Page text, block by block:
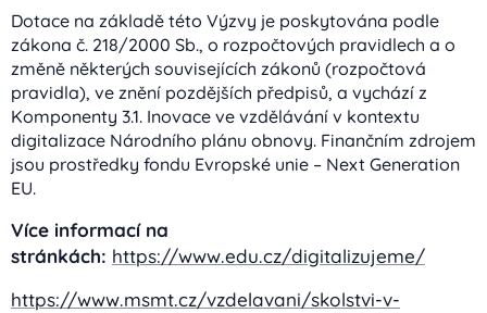
Dotace na základě této Výzvy je poskytována podle
zákona č. 218/2000 Sb., o rozpočtových pravidlech a o
změně některých souvisejících zákonů (rozpočtová
pravidla), ve znění pozdějších předpisů, a vychází z
Komponenty 3.1. Inovace ve vzdělávání v kontextu
digitalizace Národního plánu obnovy. Finančním zdrojem
jsou prostředky fondu Evropské unie – Next Generation
EU.
Více informací na
stránkách: https://www.edu.cz/digitalizujeme/
https://www.msmt.cz/vzdelavani/skolstvi-v-